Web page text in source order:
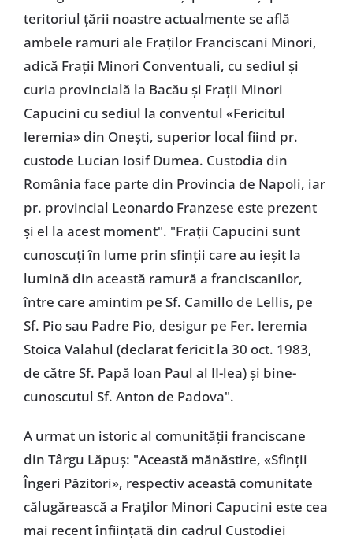
teritoriul țării noastre actualmente se află
ambele ramuri ale Fraților Franciscani Minori,
adică Frații Minori Conventuali, cu sediul și
curia provincială la Bacău și Frații Minori
Capucini cu sediul la conventul «Fericitul
Ieremia» din Onești, superior local fiind pr.
custode Lucian Iosif Dumea. Custodia din
România face parte din Provincia de Napoli, iar
pr. provincial Leonardo Franzese este prezent
și el la acest moment". "Frații Capucini sunt
cunoscuți în lume prin sfinții care au ieșit la
lumină din această ramură a franciscanilor,
între care amintim pe Sf. Camillo de Lellis, pe
Sf. Pio sau Padre Pio, desigur pe Fer. Ieremia
Stoica Valahul (declarat fericit la 30 oct. 1983,
de către Sf. Papă Ioan Paul al II-lea) și bine-
cunoscutul Sf. Anton de Padova".
A urmat un istoric al comunității franciscane
din Târgu Lăpuș: "Această mănăstire, «Sfinții
Îngeri Păzitori», respectiv această comunitate
călugărească a Fraților Minori Capucini este cea
mai recent înființată din cadrul Custodiei